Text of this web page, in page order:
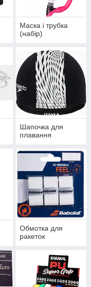
Маска і трубка
(набір)
Шапочка для
плавання
Обмотка для
ракеток